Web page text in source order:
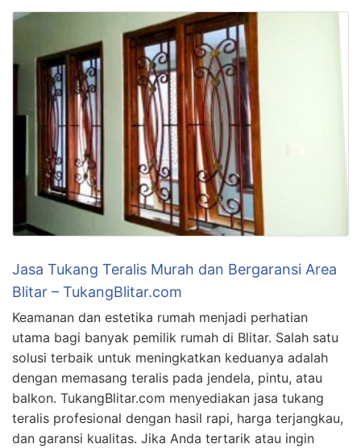
Jasa Tukang Teralis Murah dan Bergaransi Area
Blitar – TukangBlitar.com
Keamanan dan estetika rumah menjadi perhatian
utama bagi banyak pemilik rumah di Blitar. Salah satu
solusi terbaik untuk meningkatkan keduanya adalah
dengan memasang teralis pada jendela, pintu, atau
balkon. TukangBlitar.com menyediakan jasa tukang
teralis profesional dengan hasil rapi, harga terjangkau,
dan garansi kualitas. Jika Anda tertarik atau ingin